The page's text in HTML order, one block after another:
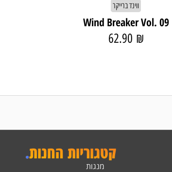
ווינד ברייקר
Wind Breaker Vol. 09
62.90 ₪
קטגוריות החנות.
מנגות